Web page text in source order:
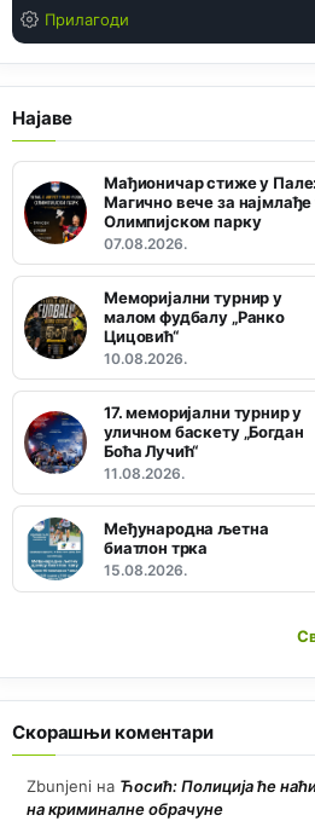
Прилагоди
Најаве
Мађионичар стиже у Пале:
Магично вече за најмлађе
Олимпијском парку
07.08.2026.
Меморијални турнир у
малом фудбалу „Ранко
Цицовић“
10.08.2026.
17. меморијални турнир у
уличном баскету „Богдан
Боћа Лучић“
11.08.2026.
Међународна љетна
биатлон трка
15.08.2026.
Скорашњи коментари
Zbunjeni на Ћосић: Полиција ће
на криминалне обрачуне